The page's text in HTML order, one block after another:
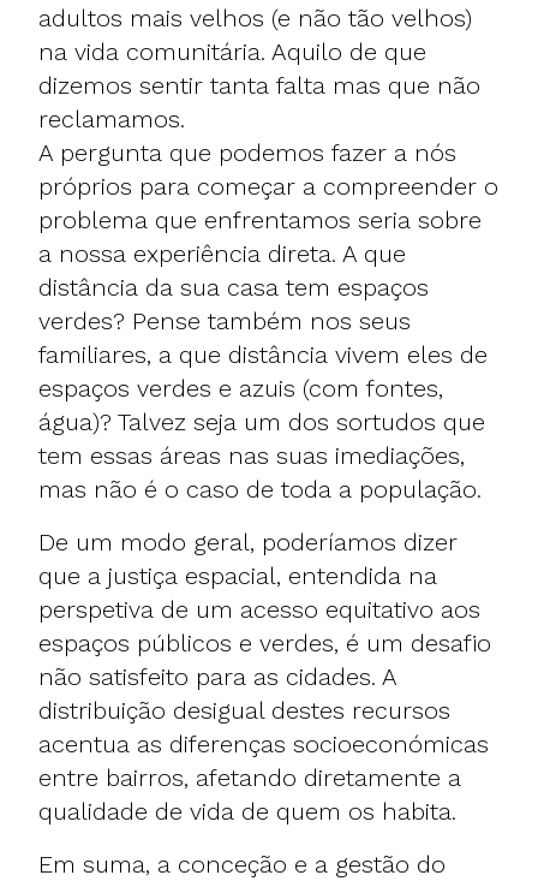
adultos mais velhos (e não tão velhos)
na vida comunitária. Aquilo de que
dizemos sentir tanta falta mas que não
reclamamos.
A pergunta que podemos fazer a nós
próprios para começar a compreender o
problema que enfrentamos seria sobre
a nossa experiência direta. A que
distância da sua casa tem espaços
verdes? Pense também nos seus
familiares, a que distância vivem eles de
espaços verdes e azuis (com fontes,
água)? Talvez seja um dos sortudos que
tem essas áreas nas suas imediações,
mas não é o caso de toda a população.
De um modo geral, poderíamos dizer
que a justiça espacial, entendida na
perspetiva de um acesso equitativo aos
espaços públicos e verdes, é um desafio
não satisfeito para as cidades. A
distribuição desigual destes recursos
acentua as diferenças socioeconómicas
entre bairros, afetando diretamente a
qualidade de vida de quem os habita.
Em suma, a conceção e a gestão do